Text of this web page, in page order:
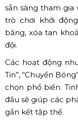
sẵn sàng tham
trò chơi khởi
băng, xóa tan
đội.
Các hoạt động
Tin”, “Chuyền
chọn phổ biến.
đầu sẽ giúp các
gắn kết tập thể.